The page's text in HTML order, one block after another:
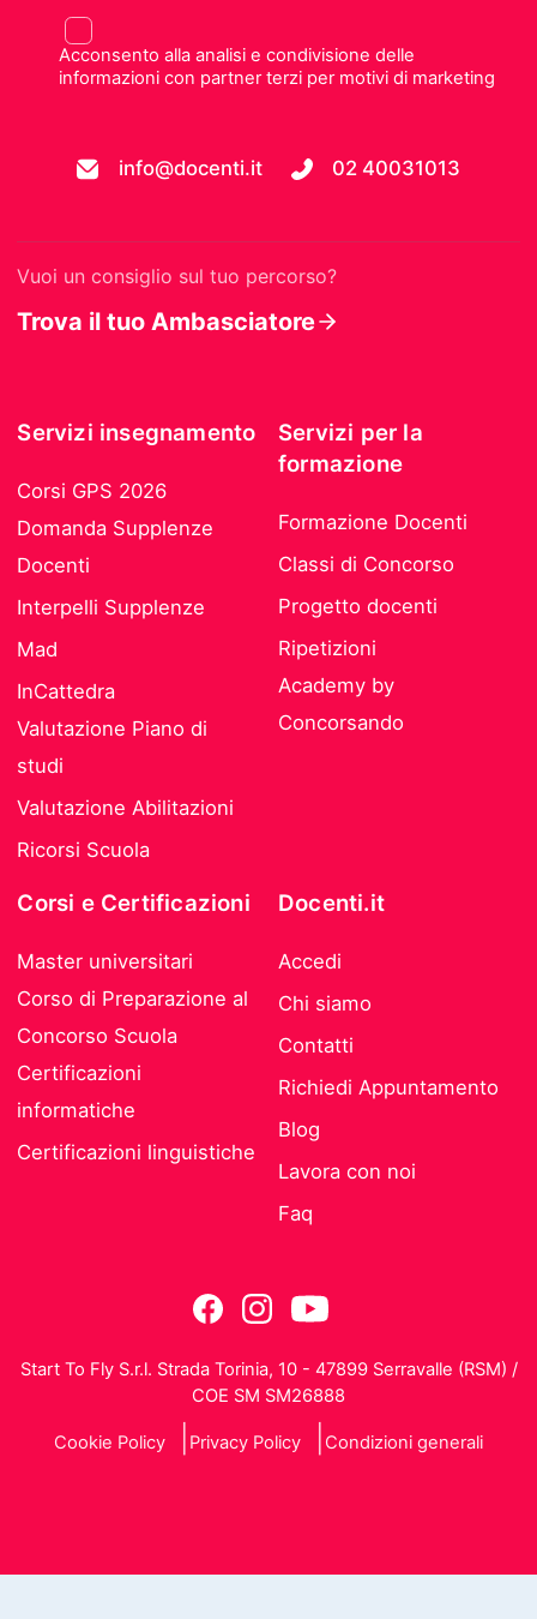
Acconsento alla analisi e condivisione delle
informazioni con partner terzi per motivi di marketing
info@docenti.it 02 40031013
Vuoi un consiglio sul tuo percorso?
Trova il tuo Ambasciatore
Servizi insegnamento
Corsi GPS 2026
Domanda Supplenze
Docenti
Interpelli Supplenze
Mad
InCattedra
Valutazione Piano di
studi
Valutazione Abilitazioni
Ricorsi Scuola
Servizi per la
formazione
Formazione Docenti
Classi di Concorso
Progetto docenti
Ripetizioni
Academy by
Concorsando
Corsi e Certificazioni
Master universitari
Corso di Preparazione al
Concorso Scuola
Certificazioni
informatiche
Certificazioni linguistiche
Docenti.it
Accedi
Chi siamo
Contatti
Richiedi Appuntamento
Blog
Lavora con noi
Faq
Start To Fly S.r.l. Strada Torinia, 10 - 47899 Serravalle (RSM) /
COE SM SM26888
Cookie Policy Privacy Policy Condizioni generali